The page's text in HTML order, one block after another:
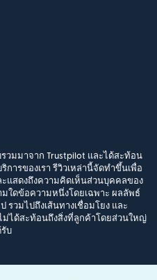
วมมาจาก Trustpilot และได้สะท้อน
ารของเรา รีวิวเหล่านี้จัดทำขึ้นเพื่อ
แสดงถึงความคิดเห็นส่วนบุคคลของ
มใดข้อความหนึ่งโดยเฉพาะ ผลลัพธ์
วมไปถึงเส้นทางเชื่อมโยง และ
ได้สะท้อนถึงสิ่งที่ลูกค้าโดยส่วนใหญ่
รับ